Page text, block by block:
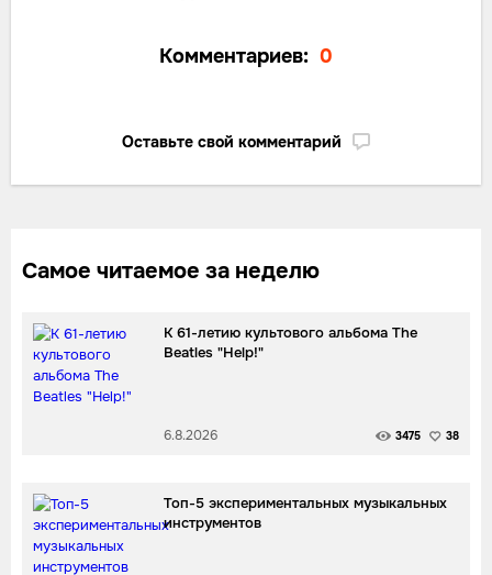
Комментариев: 0
Оставьте свой комментарий
Самое читаемое за неделю
К 61-летию культового альбома The
Beatles "Help!"
6.8.2026 3475 38
Топ-5 экспериментальных музыкальных
инструментов